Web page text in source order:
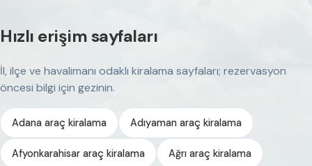
Hızlı erişim sayfaları
İl, ilçe ve havalimanı odaklı kiralama sayfaları; rezervasyon
öncesi bilgi için gezinin.
Adana araç kiralama Adıyaman araç kiralama
Afyonkarahisar araç kiralama Ağrı araç kiralama